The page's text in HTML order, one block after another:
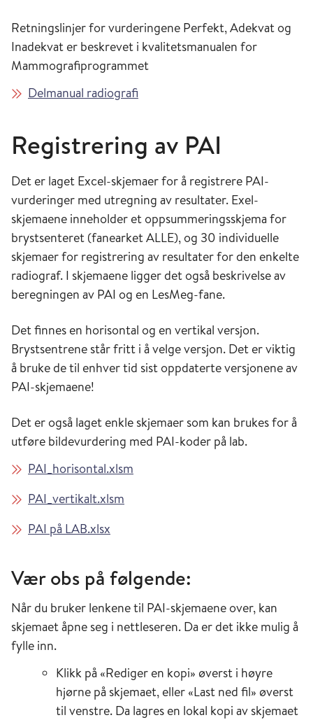
Retningslinjer for vurderingene Perfekt, Adekvat og
Inadekvat er beskrevet i kvalitetsmanualen for
Mammografiprogrammet
Delmanual radiografi
Registrering av PAI
Det er laget Excel-skjemaer for å registrere PAI-
vurderinger med utregning av resultater. Exel-
skjemaene inneholder et oppsummeringsskjema for
brystsenteret (fanearket ALLE), og 30 individuelle
skjemaer for registrering av resultater for den enkelte
radiograf. I skjemaene ligger det også beskrivelse av
beregningen av PAI og en LesMeg-fane.
Det finnes en horisontal og en vertikal versjon.
Brystsentrene står fritt i å velge versjon. Det er viktig
å bruke de til enhver tid sist oppdaterte versjonene av
PAI-skjemaene!
Det er også laget enkle skjemaer som kan brukes for å
utføre bildevurdering med PAI-koder på lab.
PAI_horisontal.xlsm
PAI_vertikalt.xlsm
PAI på LAB.xlsx
Vær obs på følgende:
Når du bruker lenkene til PAI-skjemaene over, kan
skjemaet åpne seg i nettleseren. Da er det ikke mulig å
fylle inn.
Klikk på «Rediger en kopi» øverst i høyre
hjørne på skjemaet, eller «Last ned fil» øverst
til venstre. Da lagres en lokal kopi av skjemaet